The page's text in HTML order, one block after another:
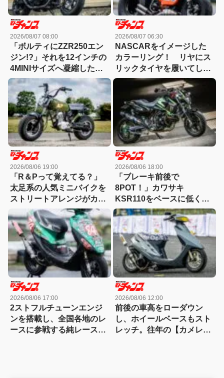
2026/08/07 08:00
「ボルティにZZR250エン
ジン!?」それを12インチの
4MINIサイズへ凝縮した異
端カスタム
2026/08/07 06:30
NASCARをイメージした
カラーリング！ リヤにス
リックタイヤを履いてしま
ったモトコンポ！
2026/08/06 19:00
「R＆Pって覚えてる？」
太足系の人気ミニバイクを
ストリートアレンジがカッ
コ良すぎる！
2026/08/06 18:00
「ブレーキ前後で
8POT！」カワサキ
KSR110をベースに低く怪
しくもっと長く！【4MINI
カスタム】
2026/08/06 17:00
2ストフルチューンエンジ
ンを搭載し、全国各地のレ
ースに参戦する純レース仕
2026/08/06 12:00
前後の車高をローダウン
し、ホイールベースもスト
レッチ。往年の【カメレオ